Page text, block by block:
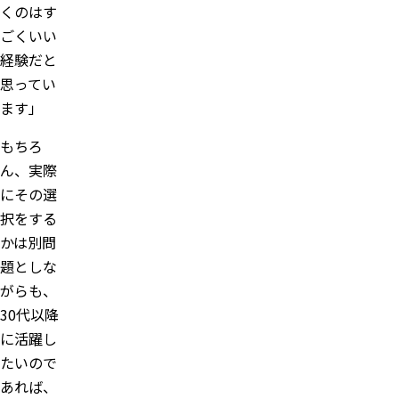
くのはす
ごくいい
経験だと
思ってい
ます」
もちろ
ん、実際
にその選
択をする
かは別問
題としな
がらも、
30代以降
に活躍し
たいので
あれば、